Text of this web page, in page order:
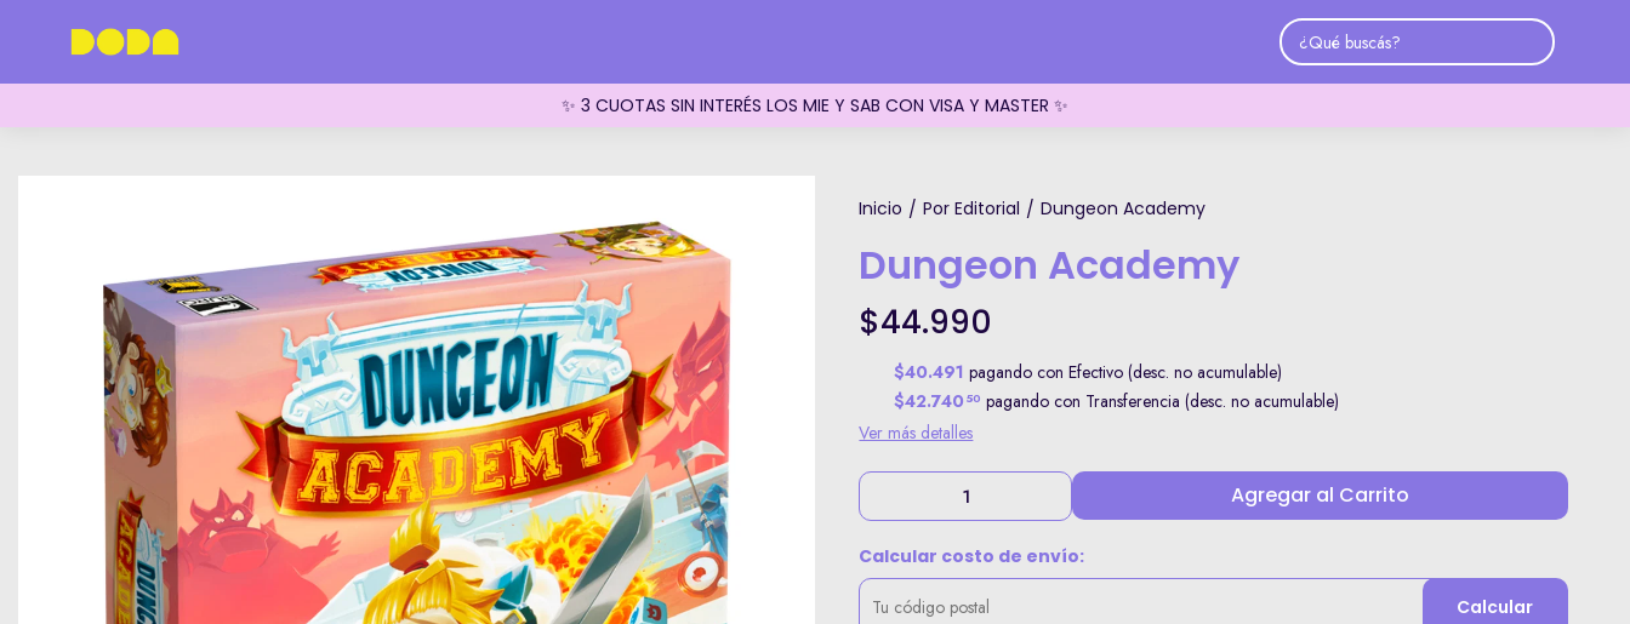
✨ 3 CUOTAS SIN INTERÉS LOS MIE Y SAB CON VISA Y MASTER ✨
Inicio / Por Editorial / Dungeon Academy
Dungeon Academy
$44.990
$40.491 pagando con Efectivo (desc. no acumulable)
$42.740 50 pagando con Transferencia (desc. no acumulable)
Ver más detalles
Agregar al Carrito
Calcular costo de envío:
Calcular